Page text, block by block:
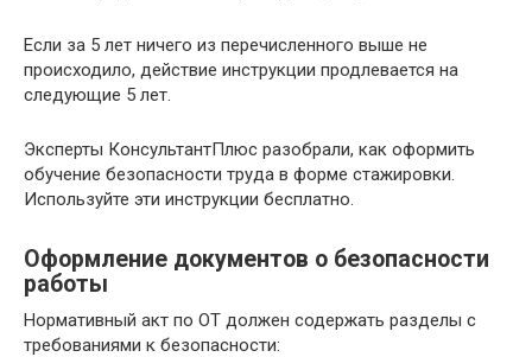
Если за 5 лет ничего из перечисленного выше не
происходило, действие инструкции продлевается на
следующие 5 лет.
Эксперты КонсультантПлюс разобрали, как оформить
обучение безопасности труда в форме стажировки.
Используйте эти инструкции бесплатно.
Оформление документов о безопасности
работы
Нормативный акт по ОТ должен содержать разделы с
требованиями к безопасности: